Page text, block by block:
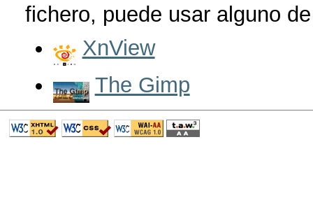
fichero, puede usar alguno
XnView
The Gimp